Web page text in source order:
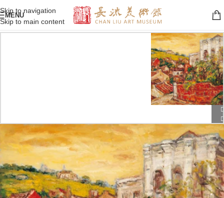
Skip to navigation
Skip to main content
MENU